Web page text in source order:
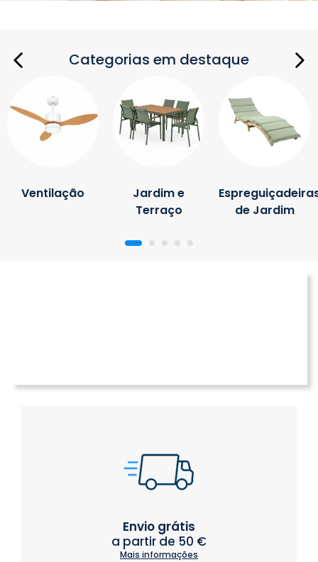
Categorias em destaque
Ventilação
Jardim e
Terraço
de Jardim
Envio grátis
a partir de 50 €
Mais informações